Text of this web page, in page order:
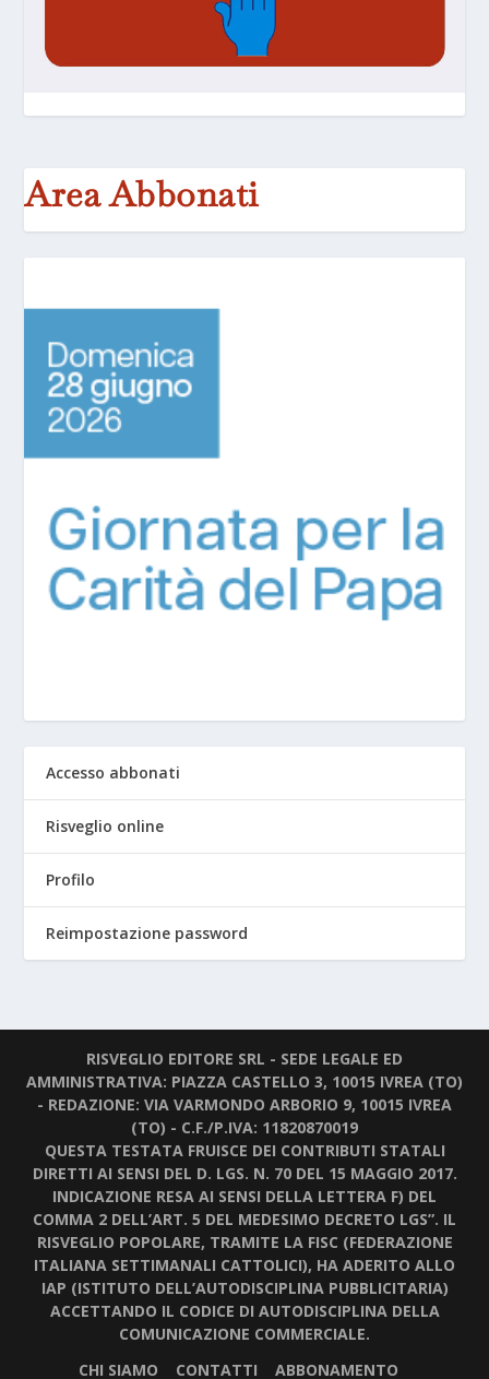
Area Abbonati
Accesso abbonati
Risveglio online
Profilo
Reimpostazione password
RISVEGLIO EDITORE SRL - SEDE LEGALE ED
AMMINISTRATIVA: PIAZZA CASTELLO 3, 10015 IVREA (TO)
- REDAZIONE: VIA VARMONDO ARBORIO 9, 10015 IVREA
(TO) - C.F./P.IVA: 11820870019
QUESTA TESTATA FRUISCE DEI CONTRIBUTI STATALI
DIRETTI AI SENSI DEL D. LGS. N. 70 DEL 15 MAGGIO 2017.
INDICAZIONE RESA AI SENSI DELLA LETTERA F) DEL
COMMA 2 DELL’ART. 5 DEL MEDESIMO DECRETO LGS”. IL
RISVEGLIO POPOLARE, TRAMITE LA FISC (FEDERAZIONE
ITALIANA SETTIMANALI CATTOLICI), HA ADERITO ALLO
IAP (ISTITUTO DELL’AUTODISCIPLINA PUBBLICITARIA)
ACCETTANDO IL CODICE DI AUTODISCIPLINA DELLA
COMUNICAZIONE COMMERCIALE.
CHI SIAMO
CONTATTI ABBONAMENTO